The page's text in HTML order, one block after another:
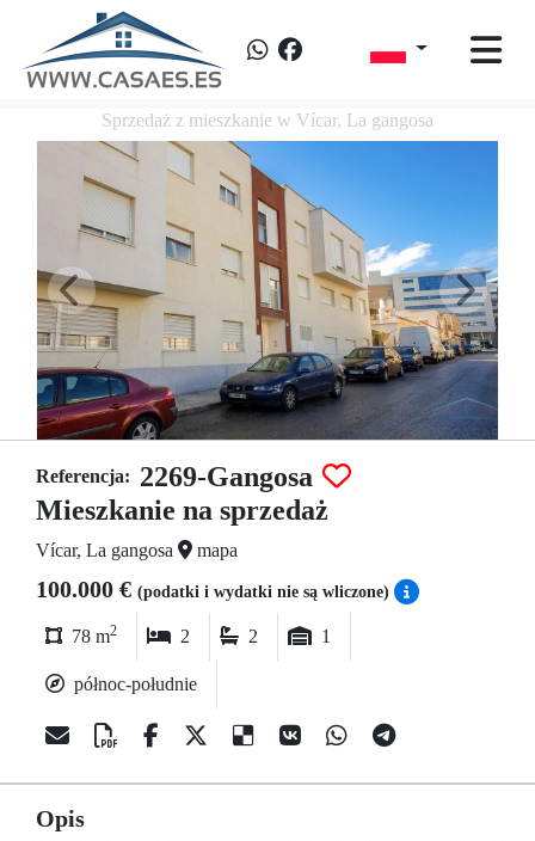
Sprzedaż z mieszkanie w Vícar, La gangosa
Referencja: 2269-Gangosa
Mieszkanie na sprzedaż
Vícar, La gangosa mapa
100.000 € (podatki i wydatki nie są wliczone)
78 m2 2 2 1
północ-południe
Opis